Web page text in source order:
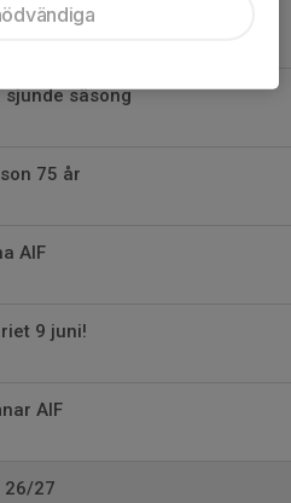
av Andelslotteriet!
säsong
75 år
AIF
9 juni!
AIF
26/27